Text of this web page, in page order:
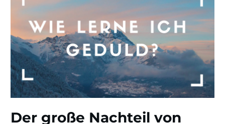
Der große Nachteil von